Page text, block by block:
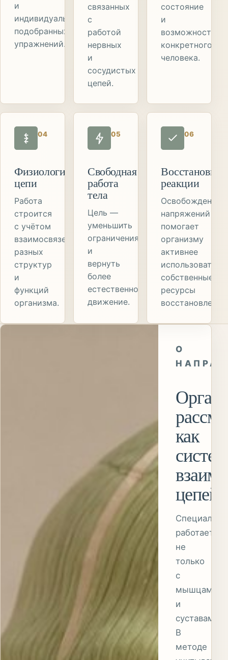
и
индивидуально
подобранных
упражнений.
связанных
с
работой
нервных
и
сосудистых
цепей.
состояние
и
возможности
конкретного
человека.
04
Физиологические
цепи
Работа
строится
с учётом
взаимосвязей
разных
структур
и
функций
организма.
05
Свободная
работа
тела
Цель —
уменьшить
ограничения
и
вернуть
более
естественное
движение.
06
реакции
Освобождение
напряжений
помогает
организму
активнее
использовать
собственные
ресурсы
восстановления.
О
как
цепей
Специалист
работает
не
только
с
мышцами
и
суставами.
В
методе